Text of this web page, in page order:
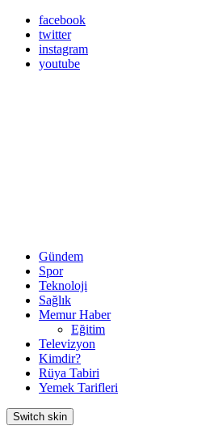
facebook
twitter
instagram
youtube
Gündem
Spor
Teknoloji
Sağlık
Memur Haber
Eğitim
Televizyon
Kimdir?
Rüya Tabiri
Yemek Tarifleri
Switch skin